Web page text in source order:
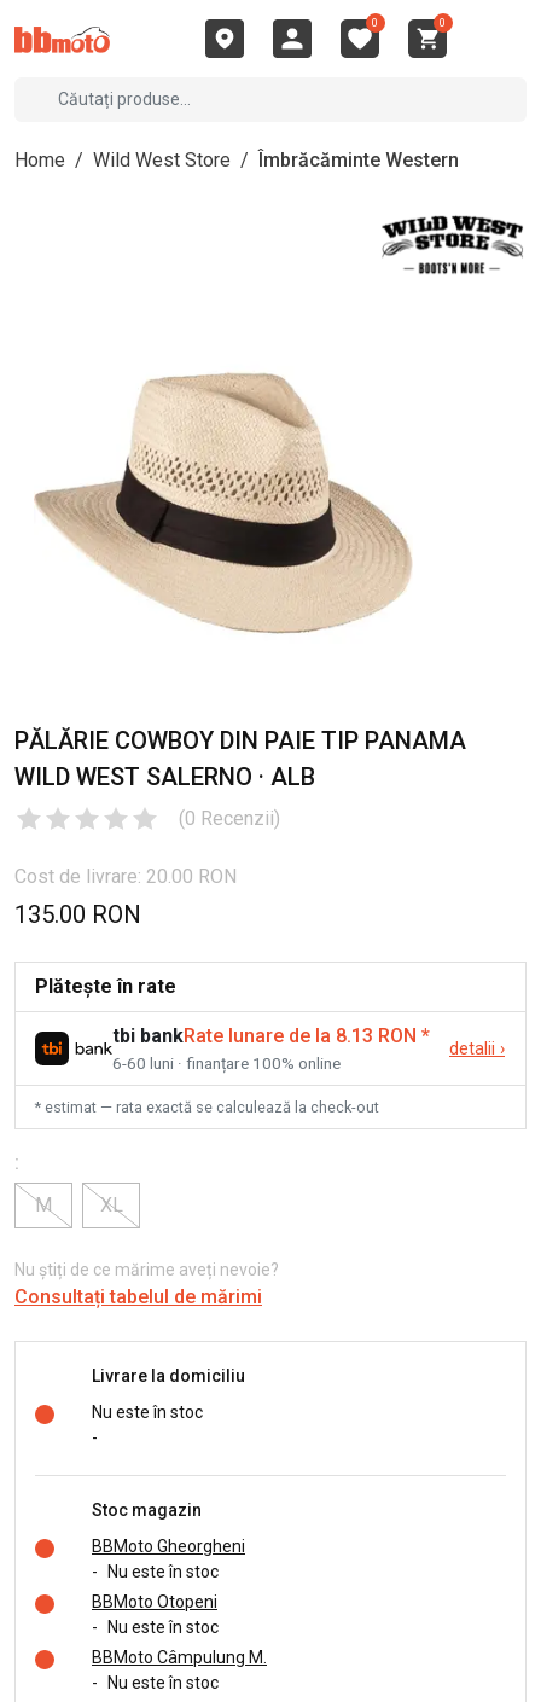
0 0
Home / Wild West Store / Îmbrăcăminte Western
PĂLĂRIE COWBOY DIN PAIE TIP PANAMA
WILD WEST SALERNO · ALB
(0 Recenzii)
Cost de livrare: 20.00 RON
135.00 RON
Plătește în rate
tbi bankRate lunare de la 8.13 RON *
6-60 luni · finanțare 100% online
detalii ›
* estimat — rata exactă se calculează la check-out
:
M
XL
Nu știți de ce mărime aveți nevoie?
Consultați tabelul de mărimi
Livrare la domiciliu
Nu este în stoc
-
Stoc magazin
BBMoto Gheorgheni
-
Nu este în stoc
BBMoto Otopeni
-
Nu este în stoc
BBMoto Câmpulung M.
-
Nu este în stoc